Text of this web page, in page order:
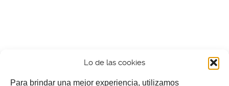
Lo de las cookies
Para brindar una mejor experiencia, utilizamos